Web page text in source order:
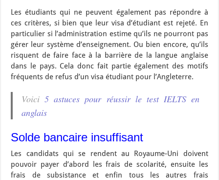
Les étudiants qui ne peuvent également pas répondre à
ces critères, si bien que leur visa d’étudiant est rejeté. En
particulier si l’administration estime qu’ils ne pourront pas
gérer leur système d’enseignement. Ou bien encore, qu’ils
risquent de faire face à la barrière de la langue anglaise
dans le pays. Cela donc fait partie également des motifs
fréquents de refus d’un visa étudiant pour l’Angleterre.
Voici5 astuces pour réussir le test IELTS en
anglais
Solde bancaire insuffisant
Les candidats qui se rendent au Royaume-Uni doivent
pouvoir payer d’abord les frais de scolarité, ensuite les
frais de subsistance et enfin tous les autres frais